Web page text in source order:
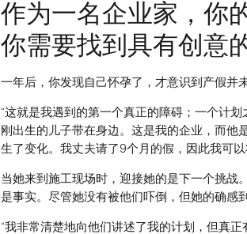
作为一名企业家，你
你需要找到具有创意
一年后，你发现自己怀孕了，才意识到产假并
“这就是我遇到的第一个真正的障碍；一个计
刚出生的儿子带在身边。这是我的企业，而他
生了变化。我丈夫请了9个月的假，因此我可
当她来到施工现场时，迎接她的是下一个挑战
是事实。尽管她没有被他们吓倒，但她的确感
“我非常清楚地向他们讲述了我的计划，但真